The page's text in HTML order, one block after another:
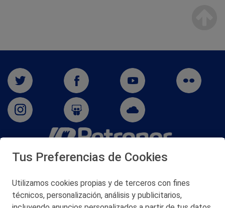
San Martín 5-Edificio Muñatones,
© 2026 Petronor S.A.
Tus Preferencias de Cookies
Utilizamos cookies propias y de terceros con fines
técnicos, personalización, análisis y publicitarios,